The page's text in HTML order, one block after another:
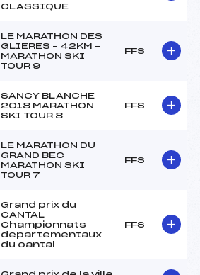
CLASSIQUE
LE MARATHON DES
GLIERES – 42KM –
MARATHON SKI
TOUR 9
FFS
SANCY BLANCHE
2018 MARATHON
SKI TOUR 8
FFS
LE MARATHON DU
GRAND BEC
MARATHON SKI
TOUR 7
FFS
Grand prix du
CANTAL
Championnats
departementaux
du cantal
FFS